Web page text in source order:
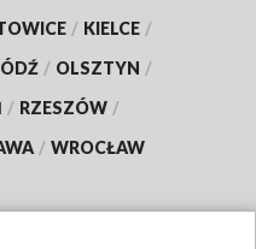
/ KIELCE /
/ OLSZTYN /
/ RZESZÓW /
/ WROCŁAW